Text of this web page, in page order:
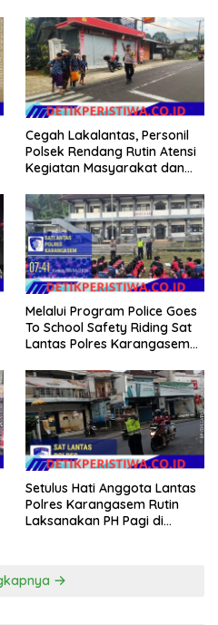
Cegah Lakalantas, Personil
Polsek Rendang Rutin Atensi
Kegiatan Masyarakat dan
Siswi Sekolah
Melalui Program Police Goes
To School Safety Riding Sat
Lantas Polres Karangasem
Berkendara kepada Siswa
Siswi SMP N 6 Abang
Setulus Hati Anggota Lantas
Polres Karangasem Rutin
Laksanakan PH Pagi di